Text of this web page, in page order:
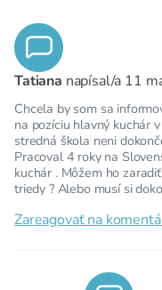
Tatiana napísal/a 11
Chcela by som sa
na pozíciu hlavný kuchár
stredná škola neni
Pracoval 4 roky na
kuchár . Môžem ho
triedy ? Alebo musí si
Zareagovať na